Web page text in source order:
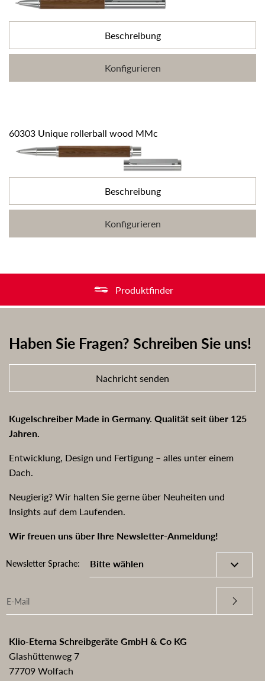
Beschreibung
Konfigurieren
60303 Unique rollerball wood MMc
Beschreibung
Konfigurieren
Produktfinder
Haben Sie Fragen? Schreiben Sie uns!
Nachricht senden
Kugelschreiber Made in Germany. Qualität seit über 125
Jahren.
Entwicklung, Design und Fertigung – alles unter einem
Dach.
Neugierig? Wir halten Sie gerne über Neuheiten und
Insights auf dem Laufenden.
Wir freuen uns über Ihre Newsletter-Anmeldung!
Newsletter Sprache:
Klio-Eterna Schreibgeräte GmbH & Co KG
Glashüttenweg 7
77709 Wolfach